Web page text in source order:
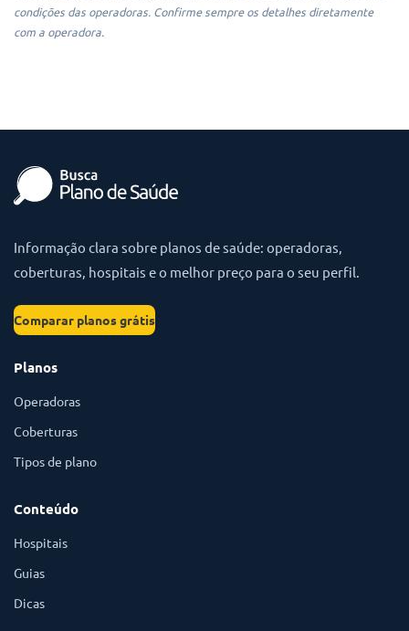
condições das operadoras. Confirme sempre os detalhes diretamente
com a operadora.
Informação clara sobre planos de saúde: operadoras,
coberturas, hospitais e o melhor preço para o seu perfil.
Comparar planos grátis
Planos
Operadoras
Coberturas
Tipos de plano
Conteúdo
Hospitais
Guias
Dicas